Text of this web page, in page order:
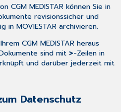
CGM MEDISTAR können Sie in
revisionssicher und
MOVIESTAR archivieren.
CGM MEDISTAR heraus
sind mit >-Zeilen in
und darüber jederzeit mit
Datenschutz